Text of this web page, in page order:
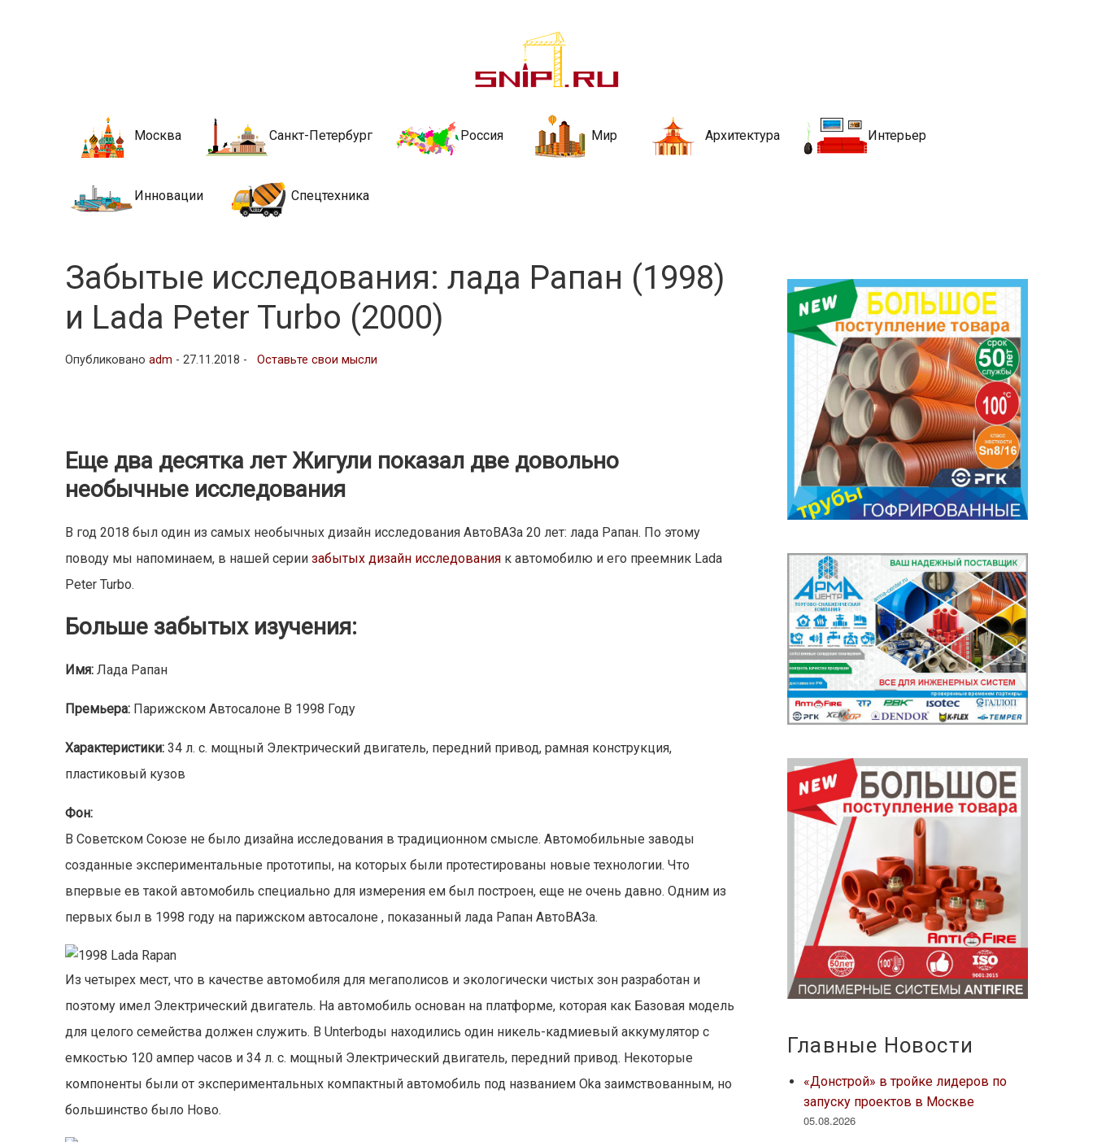
Новости строительства и недвижимости
стройкой рубрики
Москва Санкт-Петербург Россия Мир Архитектура Интерьер
Инновации Спецтехника
Забытые исследования: лада Рапан (1998)
и Lada Peter Turbo (2000)
Опубликованоadm -27.11.2018 - Оставьте свои мысли
Еще два десятка лет Жигули показал две довольно
необычные исследования
В год2018 был один из самых необычных дизайн исследования АвтоВАЗа 20 лет: лада Рапан. По этому
поводу мы напоминаем, в нашей сериизабытых дизайн исследования к автомобилю и его преемник Lada
Peter Turbo.
Больше забытых изучения:
Имя: Лада Рапан
Премьера: Парижском Автосалоне В 1998 Году
Характеристики: 34 л. с. мощный Электрический двигатель, передний привод, рамная конструкция,
пластиковый кузов
Фон:
В Советском Союзе не было дизайна исследования в традиционном смысле.Автомобильные заводы
созданные экспериментальные прототипы, на которых были протестированы новые технологии. Что
впервые ев такой автомобиль специально для измерения ем был построен, еще не очень давно. Одним из
первых был в 1998 году на парижском автосалоне , показанный лада Рапан АвтоВАЗа.
Из четырех мест, что в качестве автомобиля для мегаполисов и экологически чистых зон разработан и
поэтому имел Электрический двигатель. На автомобиль основан на платформе, которая как Базовая модель
для целого семейства должен служить. В Unterbоды находились один никель-кадмиевый аккумулятор с
емкостью 120 ампер часов и 34 л. с. мощный Электрический двигатель, передний привод. Некоторые
компоненты были от экспериментальных компактный автомобиль под названием Oka заимствованным, но
большинство было Ново.
Главные Новости
«Донстрой» в тройке лидеров по
запуску проектов в Москве
05.08.2026